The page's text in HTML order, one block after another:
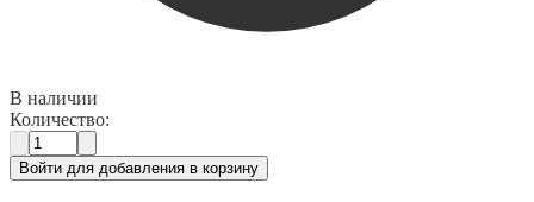
В наличии
Количество:
Войти для добавления в корзину